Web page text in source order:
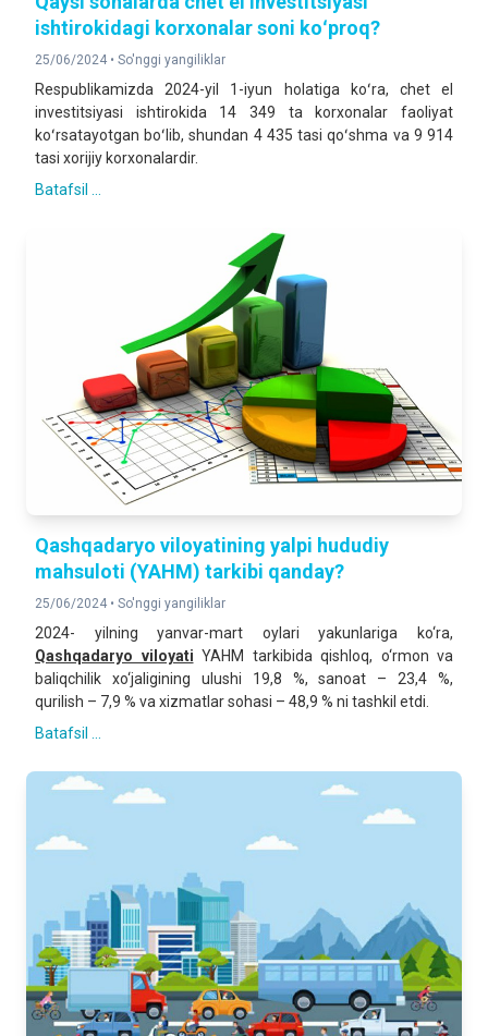
ishtirokidagi korxonalar soni koʻproq?
25/06/2024 • So'nggi yangiliklar
Respublikamizda 2024-yil 1-iyun holatiga koʻra, chet el
investitsiyasi ishtirokida 14 349 ta korxonalar faoliyat
koʻrsatayotgan boʻlib, shundan 4 435 tasi qoʻshma va 9 914
tasi xorijiy korxonalardir.
Batafsil ...
Qashqadaryo viloyatining yalpi hududiy
mahsuloti (YAHM) tarkibi qanday?
25/06/2024 • So'nggi yangiliklar
2024- yilning yanvar-mart oylari yakunlariga ko‘ra,
Qashqadaryo viloyati YAHM tarkibida qishloq, o‘rmon va
baliqchilik xo‘jaligining ulushi 19,8 %, sanoat – 23,4 %,
qurilish – 7,9 % va xizmatlar sohasi – 48,9 % ni tashkil etdi.
Batafsil ...